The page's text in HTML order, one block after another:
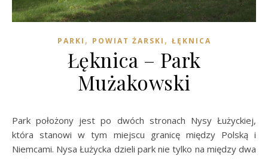
PARKI , POWIAT ŻARSKI , ŁĘKNICA
Łęknica – Park
Mużakowski
Park położony jest po dwóch stronach Nysy Łużyckiej,
która stanowi w tym miejscu granicę między Polską i
Niemcami. Nysa Łużycka dzieli park nie tylko na między dwa